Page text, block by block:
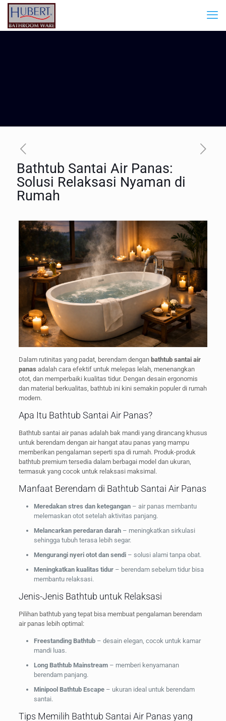
Bathtub Santai Air Panas:
Solusi Relaksasi Nyaman di
Rumah
Dalam rutinitas yang padat, berendam dengan bathtub santai air
panas adalah cara efektif untuk melepas lelah, menenangkan
otot, dan memperbaiki kualitas tidur. Dengan desain ergonomis
dan material berkualitas, bathtub ini kini semakin populer di rumah
modern.
Apa Itu Bathtub Santai Air Panas?
Bathtub santai air panas adalah bak mandi yang dirancang khusus
untuk berendam dengan air hangat atau panas yang mampu
memberikan pengalaman seperti spa di rumah. Produk-produk
bathtub premium tersedia dalam berbagai model dan ukuran,
termasuk yang cocok untuk relaksasi maksimal.
Manfaat Berendam di Bathtub Santai Air Panas
Meredakan stres dan ketegangan– air panas membantu
melemaskan otot setelah aktivitas panjang.
Melancarkan peredaran darah– meningkatkan sirkulasi
sehingga tubuh terasa lebih segar.
Mengurangi nyeri otot dan sendi– solusi alami tanpa obat.
Meningkatkan kualitas tidur– berendam sebelum tidur bisa
membantu relaksasi.
Jenis-Jenis Bathtub untuk Relaksasi
Pilihan bathtub yang tepat bisa membuat pengalaman berendam
air panas lebih optimal:
Freestanding Bathtub– desain elegan, cocok untuk kamar
mandi luas.
Long Bathtub Mainstream– memberi kenyamanan
berendam panjang.
Minipool Bathtub Escape– ukuran ideal untuk berendam
santai.
Tips Memilih Bathtub Santai Air Panas yang